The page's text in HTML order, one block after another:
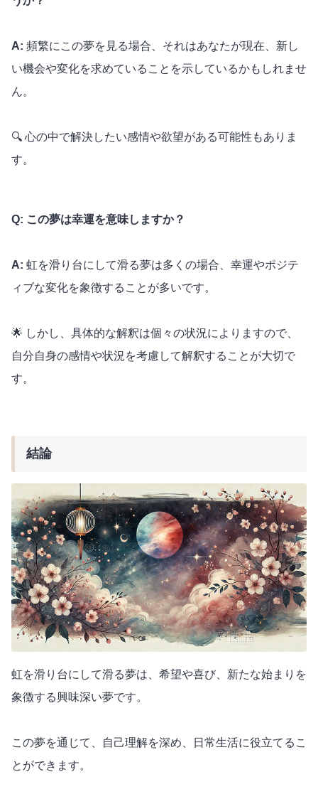
A: 頻繁にこの夢を見る場合、それはあなたが現在、新し
い機会や変化を求めていることを示しているかもしれませ
ん。
🔍 心の中で解決したい感情や欲望がある可能性もありま
す。
Q: この夢は幸運を意味しますか？
A: 虹を滑り台にして滑る夢は多くの場合、幸運やポジテ
ィブな変化を象徴することが多いです。
🌟 しかし、具体的な解釈は個々の状況によりますので、
自分自身の感情や状況を考慮して解釈することが大切で
す。
結論
虹を滑り台にして滑る夢は、希望や喜び、新たな始まりを
象徴する興味深い夢です。
この夢を通じて、自己理解を深め、日常生活に役立てるこ
とができます。